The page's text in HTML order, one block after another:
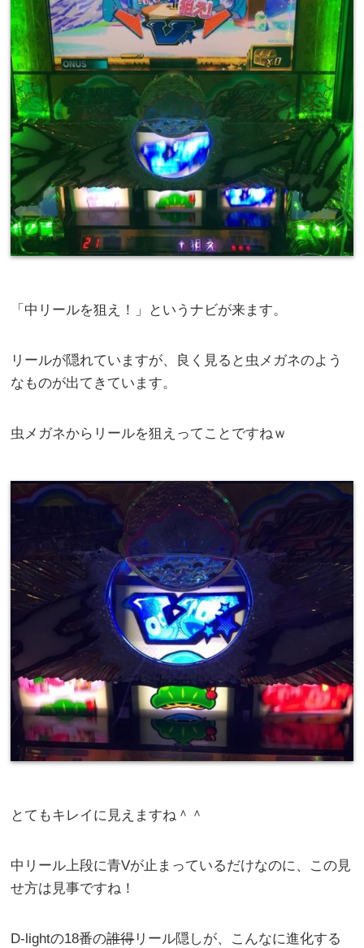
「中リールを狙え！」というナビが来ます。
リールが隠れていますが、良く見ると虫メガネのよう
なものが出てきています。
虫メガネからリールを狙えってことですねｗ
とてもキレイに見えますね＾＾
中リール上段に青Vが止まっているだけなのに、この見
せ方は見事ですね！
D-lightの18番の誰得リール隠しが、こんなに進化する